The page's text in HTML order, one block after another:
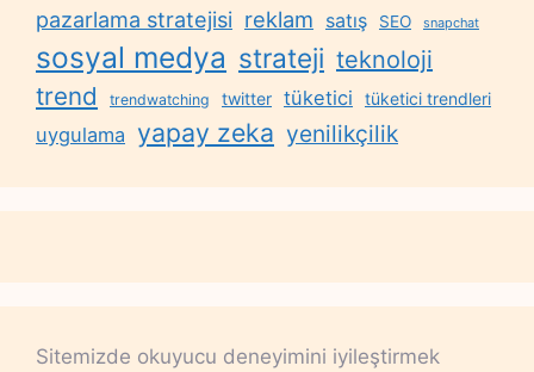
pazarlama stratejisi reklam satış SEO snapchat
sosyal medya strateji teknoloji
trend trendwatching twitter tüketici tüketici trendleri
uygulama yapay zeka yenilikçilik
Sitemizde okuyucu deneyimini iyileştirmek